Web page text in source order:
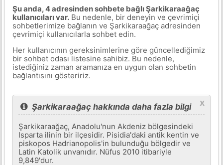
Şu anda, 4 adresinden sohbete bağlı Şarkikaraağaç
kullanıcıları var.Bu nedenle, bir deneyin ve çevrimiçi
sohbetlerimize bağlanın ve Şarkikaraağaç adresinden
çevrimiçi kullanıcılarla sohbet edin.
Her kullanıcının gereksinimlerine göre güncellediğimiz
bir sohbet odası listesine sahibiz. Bu nedenle,
istediğiniz zaman aramanıza en uygun olan sohbetin
bağlantısını gösteririz.
x
Şarkikaraağaç hakkında daha fazla bilgi
Şarkikaraağaç, Anadolu'nun Akdeniz bölgesindeki
Isparta ilinin bir ilçesidir. Pisidia'daki antik kentin ve
piskopos Hadrianopolis'in bulunduğu bölgedir ve
Latin Katolik unvanıdır. Nüfus 2010 itibariyle
9,849'dur.